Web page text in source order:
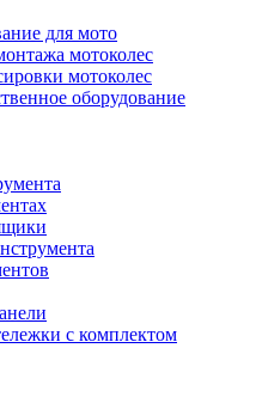
для мото
мотоколес
мотоколес
оборудование
с комплектом